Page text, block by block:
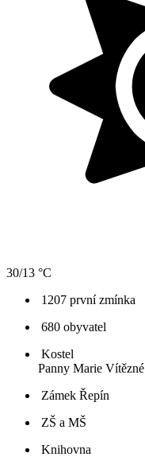
30/13 °C
1207 první zmínka
680 obyvatel
Kostel
Panny Marie Vítězné
Zámek Řepín
ZŠ a MŠ
Knihovna